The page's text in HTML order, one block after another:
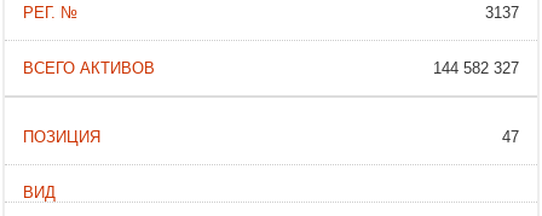
3137
144 582 327
47